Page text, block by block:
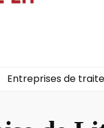
Entreprises de